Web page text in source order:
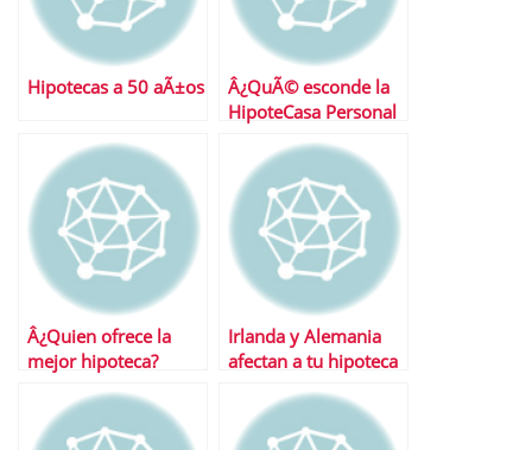
Hipotecas a 50 aÃ±os
Â¿QuÃ© esconde la
HipoteCasa Personal
Â¿Quien ofrece la
mejor hipoteca?
misterio
Irlanda y Alemania
afectan a tu hipoteca